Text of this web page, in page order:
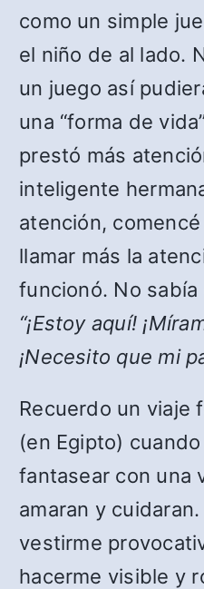
como un simple
el niño de al lado.
un juego así
una “forma de
prestó más
inteligente
atención,
llamar más la
funcionó. No
“¡Estoy aquí!
¡Necesito que mi
Recuerdo un viaje
(en Egipto)
fantasear con una
amaran y
vestirme
hacerme visible y